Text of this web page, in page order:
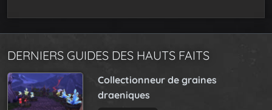
DERNIERS GUIDES DES HAUTS FAITS
Collectionneur de graines
draeniques